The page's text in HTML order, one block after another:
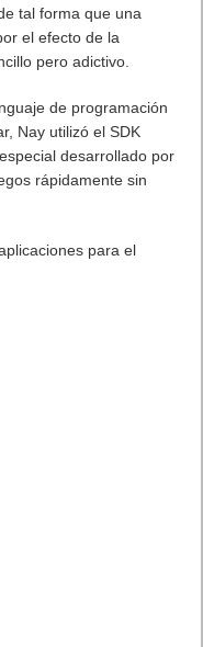
tal forma que una
el efecto de la
pero adictivo.
de programación
Nay utilizó el SDK
desarrollado por
rápidamente sin
para el